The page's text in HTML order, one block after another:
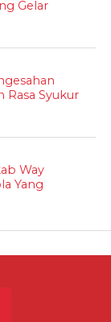
Gelar
Rasa Syukur
Way
Yang